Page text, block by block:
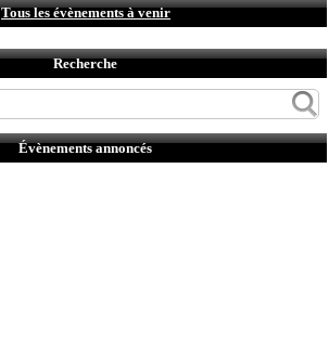
Tous les évènements à venir
Recherche
Évènements annoncés